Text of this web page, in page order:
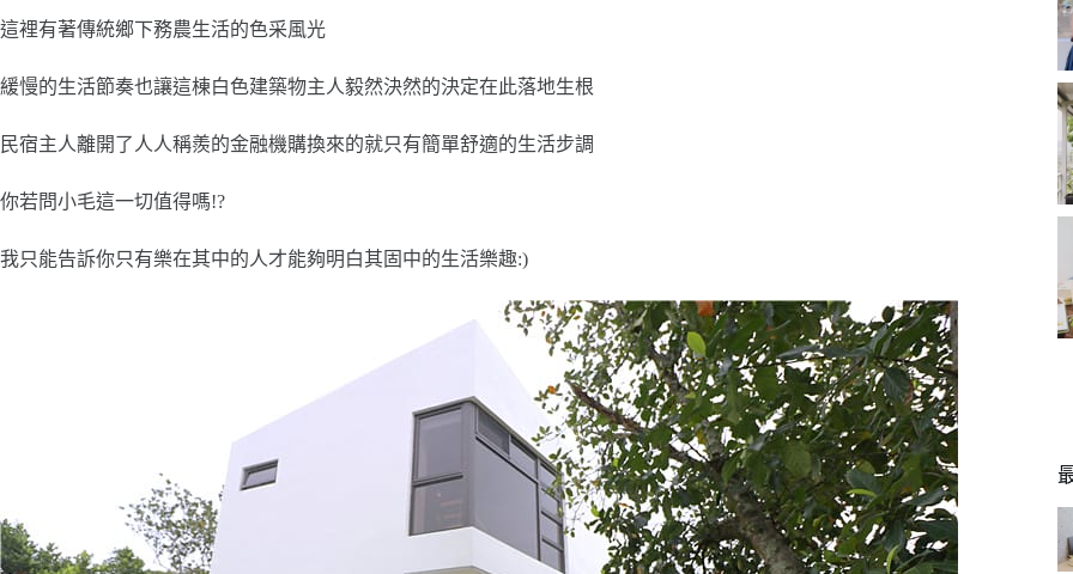
這裡有著傳統鄉下務農生活的色采風光
緩慢的生活節奏也讓這棟白色建築物主人毅然決然的決定在此落地生根
民宿主人離開了人人稱羨的金融機購換來的就只有簡單舒適的生活步調
你若問小毛這一切值得嗎!?
我只能告訴你只有樂在其中的人才能夠明白其固中的生活樂趣:)